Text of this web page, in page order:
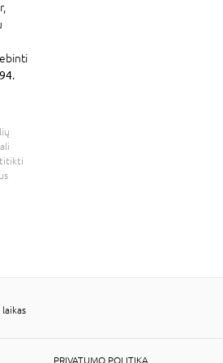
.
PRIVATUMO POLITIKA